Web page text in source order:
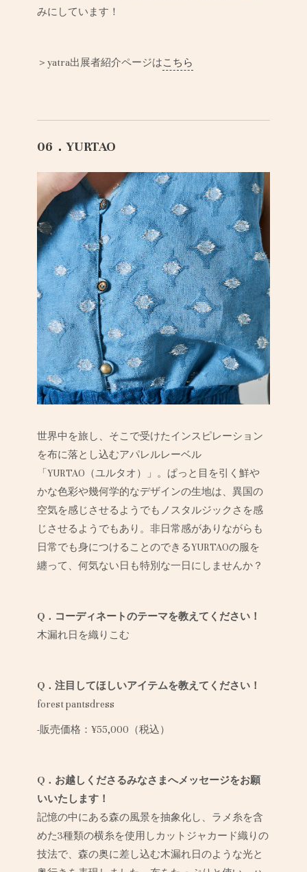
みにしています！
＞yatra出展者紹介ページはこちら
06．YURTAO
世界中を旅し、そこで受けたインスピレーション
を布に落とし込むアパレルレーベル
「YURTAO（ユルタオ）」。ぱっと目を引く鮮や
かな色彩や幾何学的なデザインの生地は、異国の
空気を感じさせるようでもノスタルジックさを感
じさせるようでもあり。非日常感がありながらも
日常でも身につけることのできるYURTAOの服を
纏って、何気ない日も特別な一日にしませんか？
Q．コーディネートのテーマを教えてください！
木漏れ日を織りこむ
Q．注目してほしいアイテムを教えてください！
forest pantsdress
-販売価格：¥55,000（税込）
Q．お越しくださるみなさまへメッセージをお願
いいたします！
記憶の中にある森の風景を抽象化し、ラメ糸を含
めた3種類の横糸を使用しカットジャカード織りの
技法で、森の奥に差し込む木漏れ日のような光と